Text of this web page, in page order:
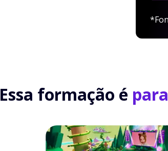
Essa formação é